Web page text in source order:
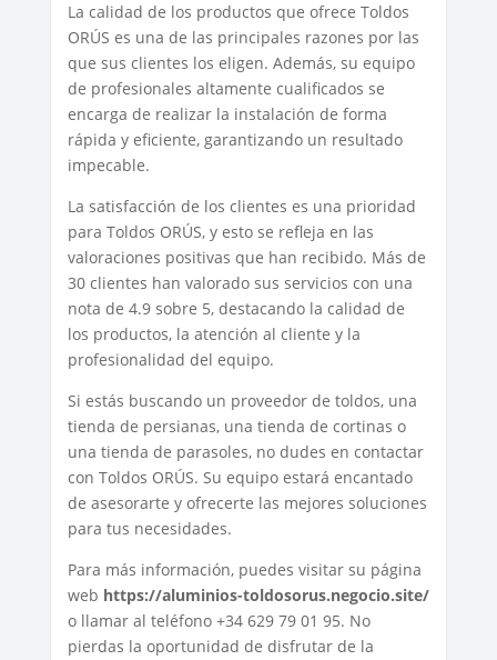
La calidad de los productos que ofrece Toldos
ORÚS es una de las principales razones por las
que sus clientes los eligen. Además, su equipo
de profesionales altamente cualificados se
encarga de realizar la instalación de forma
rápida y eficiente, garantizando un resultado
impecable.
La satisfacción de los clientes es una prioridad
para Toldos ORÚS, y esto se refleja en las
valoraciones positivas que han recibido. Más de
30 clientes han valorado sus servicios con una
nota de 4.9 sobre 5, destacando la calidad de
los productos, la atención al cliente y la
profesionalidad del equipo.
Si estás buscando un proveedor de toldos, una
tienda de persianas, una tienda de cortinas o
una tienda de parasoles, no dudes en contactar
con Toldos ORÚS. Su equipo estará encantado
de asesorarte y ofrecerte las mejores soluciones
para tus necesidades.
Para más información, puedes visitar su página
web https://aluminios-toldosorus.negocio.site/
o llamar al teléfono +34 629 79 01 95. No
pierdas la oportunidad de disfrutar de la